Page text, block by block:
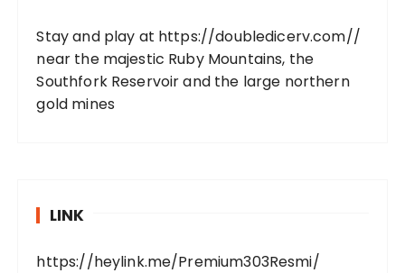
Stay and play at https://doubledicerv.com//
near the majestic Ruby Mountains, the
Southfork Reservoir and the large northern
gold mines
LINK
https://heylink.me/Premium303Resmi/